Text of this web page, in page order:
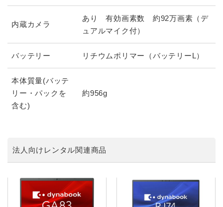
内蔵カメラ
あり 有効画素数 約92万画素（デ
ュアルマイク付）
バッテリー リチウムポリマー（バッテリーL）
本体質量(バッテ
リー・パックを
含む)
約956g
法人向けレンタル関連商品